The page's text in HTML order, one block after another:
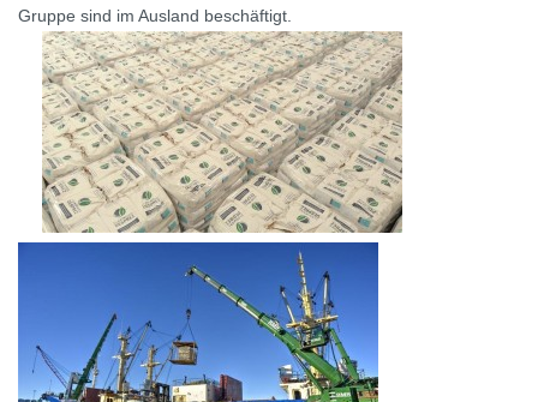
Gruppe sind im Ausland beschäftigt.